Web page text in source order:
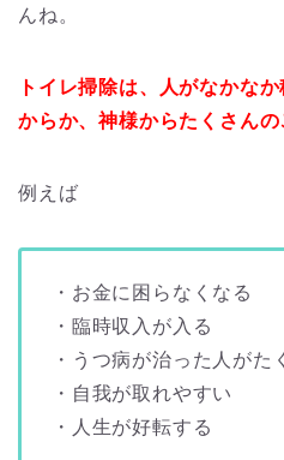
んね。
トイレ掃除は、人がなかな
からか、神様からたくさんの
例えば
・お金に困らなくなる
・臨時収入が入る
・うつ病が治った人がた
・自我が取れやすい
・人生が好転する